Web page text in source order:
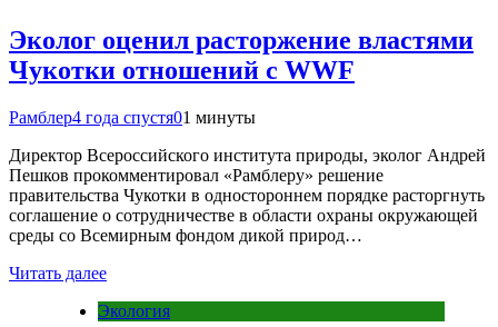
Эколог оценил расторжение властями
Чукотки отношений с WWF
Рамблер4 года спустя01 минуты
Директор Всероссийского института природы, эколог Андрей
Пешков прокомментировал «Рамблеру» решение
правительства Чукотки в одностороннем порядке расторгнуть
соглашение о сотрудничестве в области охраны окружающей
среды со Всемирным фондом дикой природ…
Читать далее
Экология